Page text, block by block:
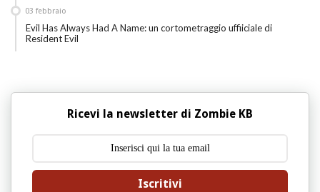
Evil Has Always Had A Name: un cortometraggio uffiiciale di
Resident Evil
03 febbraio
Ricevi la newsletter di Zombie KB
Iscritivi